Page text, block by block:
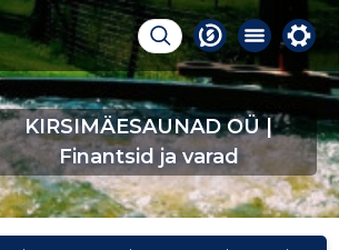
KIRSIMÄESAUNAD OÜ |
Finantsid ja varad